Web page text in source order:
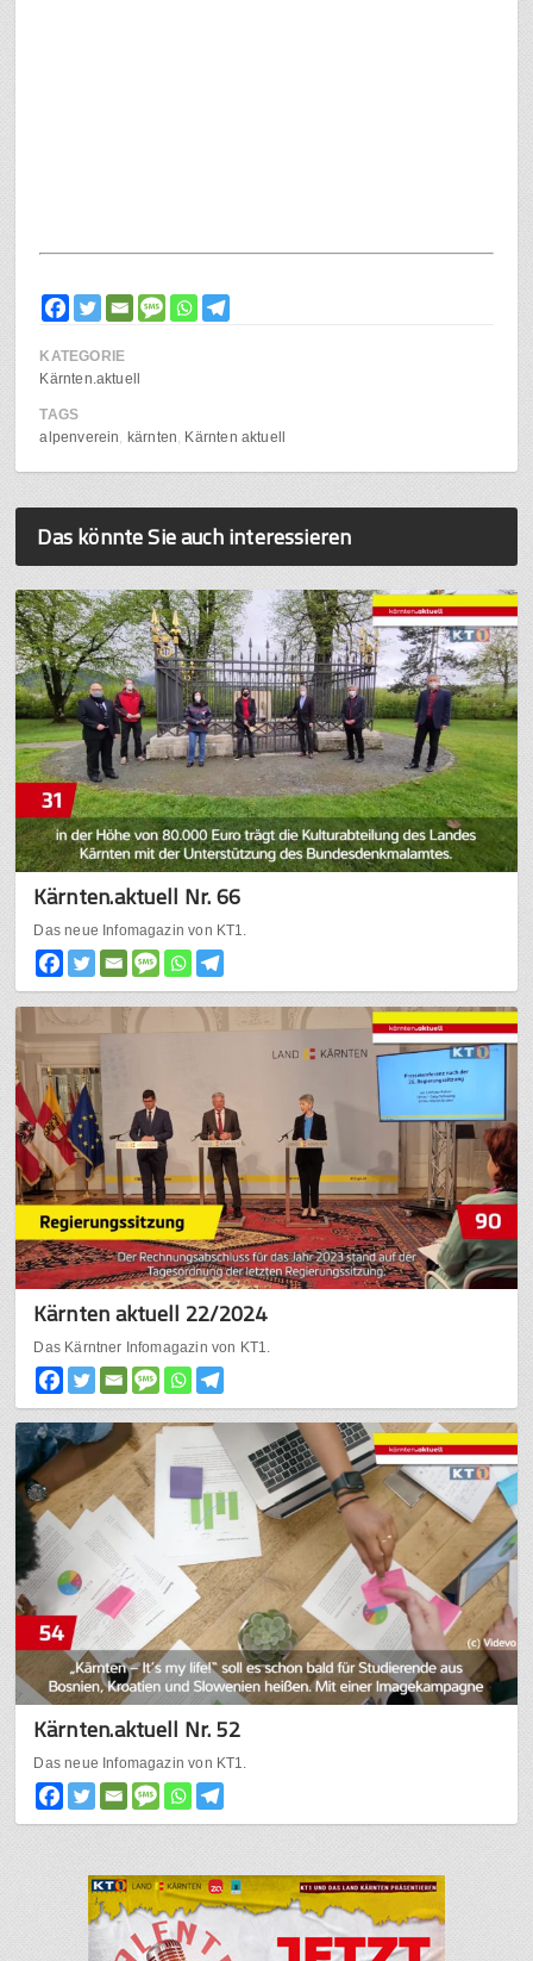
KATEGORIE
Kärnten.aktuell
TAGS
alpenverein
kärnten Kärnten aktuell
Das könnte Sie auch interessieren
Kärnten.aktuell Nr. 66
Das neue Infomagazin von KT1.
Kärnten aktuell 22/2024
Das Kärntner Infomagazin von KT1.
Kärnten.aktuell Nr. 52
Das neue Infomagazin von KT1.